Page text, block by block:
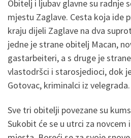
Obitelj i ljubav glavne su radnje
mjestu Zaglave. Cesta koja ide
kraju dijeli Zaglave na dva
jedne je strane obitelj Macan,
gastarbeiteri, a s druge je
vlastodršci i starosjedioci, dok
Gotovac, kriminalci iz velegrada.
Sve tri obitelji povezane su
Sukobit će se u utrci za novcem